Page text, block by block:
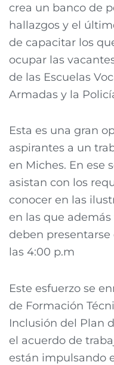
crea un banco de
hallazgos y el
de capacitar los
ocupar las
de las Escuelas
Armadas y la
Esta es una gran
aspirantes a un
en Miches. En ese
asistan con los
conocer en las
en las que
deben presentarse
las 4:00 p.m
Este esfuerzo se
de Formación
Inclusión del Plan
el acuerdo de
están impulsando